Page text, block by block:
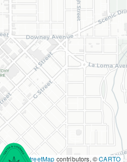
|©OpenStreetMap contributors, ©CARTO